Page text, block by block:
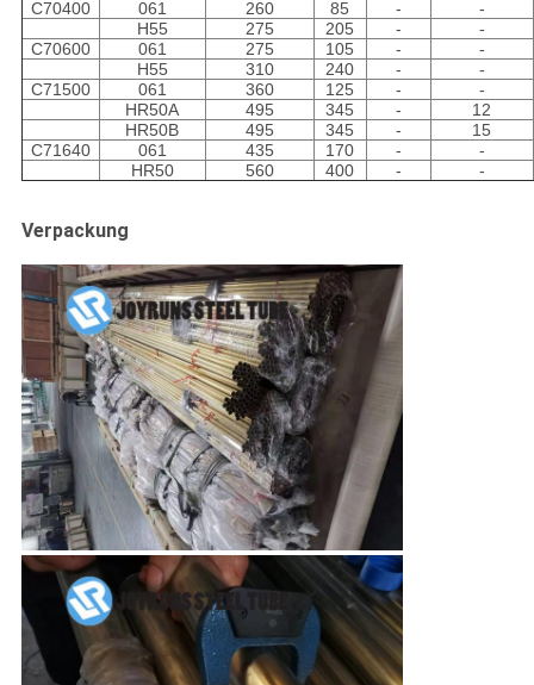
C70400 061 260 85 -
-
H55
275 205 -
-
C70600
061 275 105 -
-
H55
310 240 -
-
C71500
061 360 125 -
-
HR50A
495 345 -
12
HR50B
495 345 -
15
C71640
061 435 170 -
-
HR50
560 400 - -
Verpackung